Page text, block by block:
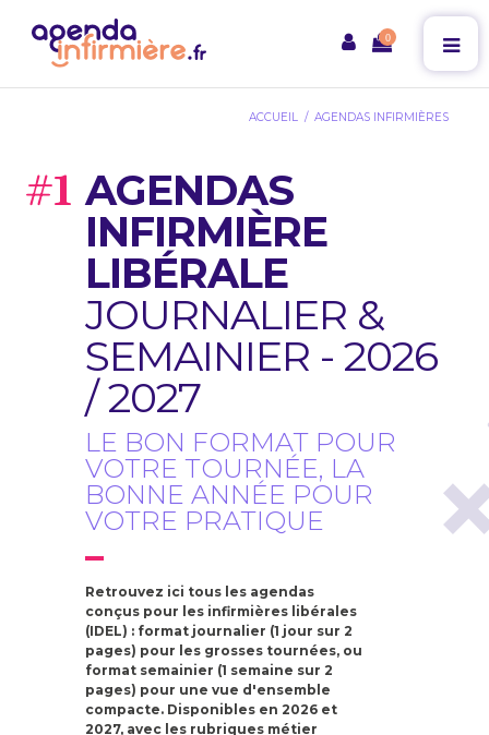
0
ACCUEIL AGENDAS INFIRMIÈRES
AGENDAS
INFIRMIÈRE
LIBÉRALE
JOURNALIER &
SEMAINIER - 2026
/ 2027
LE BON FORMAT POUR
VOTRE TOURNÉE, LA
BONNE ANNÉE POUR
VOTRE PRATIQUE
Retrouvez ici tous les agendas
conçus pour les infirmières libérales
(IDEL) : format journalier (1 jour sur 2
pages) pour les grosses tournées, ou
format semainier (1 semaine sur 2
pages) pour une vue d'ensemble
compacte. Disponibles en 2026 et
2027, avec les rubriques métier